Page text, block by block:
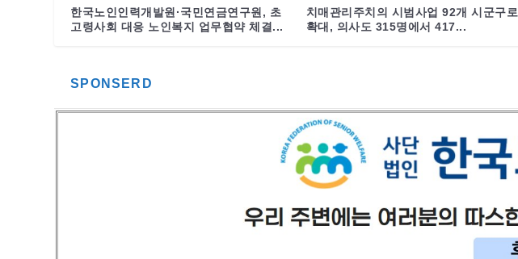
한국노인인력개발원·국민연금연구원, 초
고령사회 대응 노인복지 업무협약 체결...
치매관리주치의 시범사업 92개 시군구로
확대, 의사도 315명에서 417...
SPONSERD